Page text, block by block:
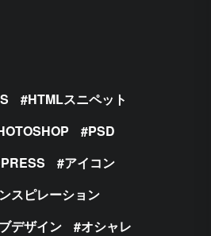
HTMLスニペット
PSD
アイコン
スピレーション
デザイン
オシャレ